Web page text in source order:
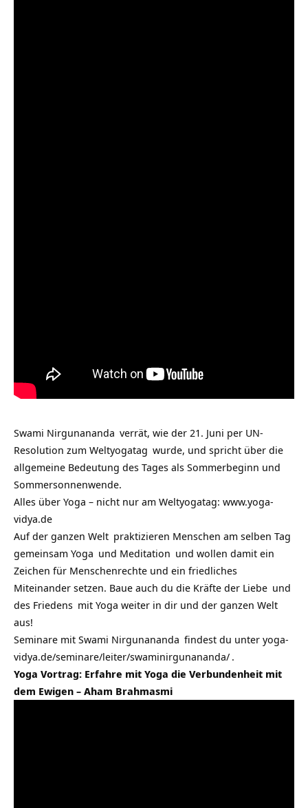
Swami Nirgunananda verrät, wie der 21. Juni per UN-
Resolution zum Weltyogatag wurde, und spricht über die
allgemeine Bedeutung des Tages als Sommerbeginn und
Sommersonnenwende.
Alles über Yoga – nicht nur am Weltyogatag: www.yoga-
vidya.de
Auf der ganzen Welt praktizieren Menschen am selben Tag
gemeinsam Yoga und Meditation und wollen damit ein
Zeichen für Menschenrechte und ein friedliches
Miteinander setzen. Baue auch du die Kräfte der Liebe und
des Friedens mit Yoga weiter in dir und der ganzen Welt
aus!
Seminare mit Swami Nirgunananda findest du unter yoga-
vidya.de/seminare/leiter/swaminirgunananda/ .
Yoga Vortrag: Erfahre mit Yoga die Verbundenheit mit
dem Ewigen – Aham Brahmasmi